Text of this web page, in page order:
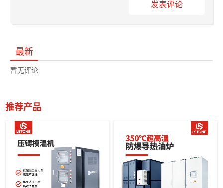
发表评论
最新
暂无评论
推荐产品